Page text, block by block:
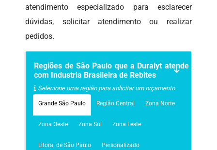
atendimento especializado para esclarecer
dúvidas, solicitar atendimento ou realizar
pedidos.
Regiões de São Paulo que a Duralyt atende
com Industria Brasileira de Rebites
Selecione uma região para solicitar um orçamento
Grande São Paulo Região Central Zona Norte
Zona Oeste Zona Sul Zona Leste
Litoral de São Paulo Personalizado